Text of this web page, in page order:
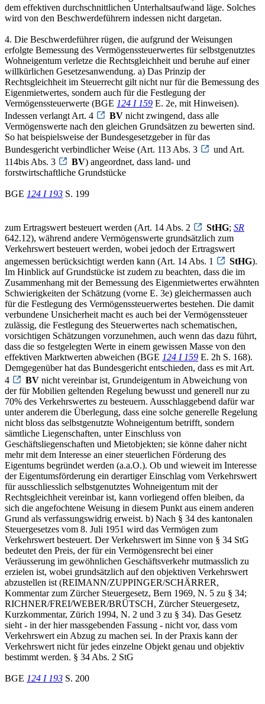
dem effektiven durchschnittlichen Unterhaltsaufwand läge. Solches
wird von den Beschwerdeführern indessen nicht dargetan.
4. Die Beschwerdeführer rügen, die aufgrund der Weisungen
erfolgte Bemessung des Vermögenssteuerwertes für selbstgenutztes
Wohneigentum verletze die Rechtsgleichheit und beruhe auf einer
willkürlichen Gesetzesanwendung. a) Das Prinzip der
Rechtsgleichheit im Steuerrecht gilt nicht nur für die Bemessung des
Eigenmietwertes, sondern auch für die Festlegung der
Vermögenssteuerwerte (BGE 124 I 159 E. 2e, mit Hinweisen).
Indessen verlangt Art. 4
BV nicht zwingend, dass alle
Vermögenswerte nach den gleichen Grundsätzen zu bewerten sind.
So hat beispielsweise der Bundesgesetzgeber in für das
Bundesgericht verbindlicher Weise (Art. 113 Abs. 3
und Art.
114bis Abs. 3
BV) angeordnet, dass land- und
forstwirtschaftliche Grundstücke
BGE 124 I 193 S. 199
zum Ertragswert besteuert werden (Art. 14 Abs. 2 StHG; SR
642.12), während andere Vermögenswerte grundsätzlich zum
Verkehrswert besteuert werden, wobei jedoch der Ertragswert
angemessen berücksichtigt werden kann (Art. 14 Abs. 1
StHG).
Im Hinblick auf Grundstücke ist zudem zu beachten, dass die im
Zusammenhang mit der Bemessung des Eigenmietwertes erwähnten
Schwierigkeiten der Schätzung (vorne E. 3e) gleichermassen auch
für die Festlegung des Vermögenssteuerwertes bestehen. Die damit
verbundene Unsicherheit macht es auch bei der Vermögenssteuer
zulässig, die Festlegung des Steuerwertes nach schematischen,
vorsichtigen Schätzungen vorzunehmen, auch wenn das dazu führt,
dass die so festgelegten Werte in einem gewissen Masse von den
effektiven Marktwerten abweichen (BGE 124 I 159 E. 2h S. 168).
Demgegenüber hat das Bundesgericht entschieden, dass es mit Art.
4
BV nicht vereinbar ist, Grundeigentum in Abweichung von
der für Mobilien geltenden Regelung bewusst und generell nur zu
70% des Verkehrswertes zu besteuern. Ausschlaggebend dafür war
unter anderem die Überlegung, dass eine solche generelle Regelung
nicht bloss das selbstgenutzte Wohneigentum betrifft, sondern
sämtliche Liegenschaften, unter Einschluss von
Geschäftsliegenschaften und Mietobjekten; sie könne daher nicht
mehr mit dem Interesse an einer steuerlichen Förderung des
Eigentums begründet werden (a.a.O.). Ob und wieweit im Interesse
der Eigentumsförderung ein derartiger Einschlag vom Verkehrswert
für ausschliesslich selbstgenutztes Wohneigentum mit der
Rechtsgleichheit vereinbar ist, kann vorliegend offen bleiben, da
sich die angefochtene Weisung in diesem Punkt aus einem anderen
Grund als verfassungswidrig erweist. b) Nach § 34 des kantonalen
Steuergesetzes vom 8. Juli 1951 wird das Vermögen zum
Verkehrswert besteuert. Der Verkehrswert im Sinne von § 34 StG
bedeutet den Preis, der für ein Vermögensrecht bei einer
Veräusserung im gewöhnlichen Geschäftsverkehr mutmasslich zu
erzielen ist, wobei grundsätzlich auf den objektiven Verkehrswert
abzustellen ist (REIMANN/ZUPPINGER/SCHÄRRER,
Kommentar zum Zürcher Steuergesetz, Bern 1969, N. 5 zu § 34;
RICHNER/FREI/WEBER/BRÜTSCH, Zürcher Steuergesetz,
Kurzkommentar, Zürich 1994, N. 2 und 3 zu § 34). Das Gesetz
sieht - in der hier massgebenden Fassung - nicht vor, dass vom
Verkehrswert ein Abzug zu machen sei. In der Praxis kann der
Verkehrswert nicht für jedes einzelne Objekt genau und objektiv
bestimmt werden. § 34 Abs. 2 StG
BGE 124 I 193 S. 200